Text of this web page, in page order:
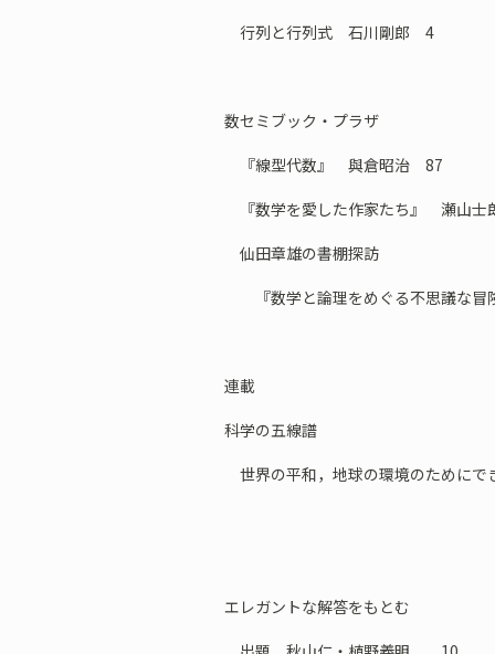
行列と行列式 石川剛郎 4
数セミブック・プラザ
『線型代数』 與倉昭治 87
『数学を愛した作家たち』 瀬山
仙田章雄の書棚探訪
『数学と論理をめぐる不思議な
連載
科学の五線譜
世界の平和，地球の環境のために
エレガントな解答をもとむ